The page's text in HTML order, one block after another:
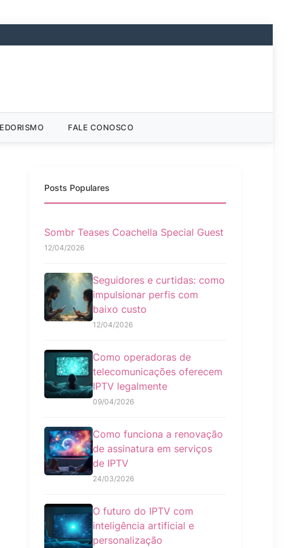
FALE CONOSCO
Posts Populares
Sombr Teases Coachella Special Guest
12/04/2026
Seguidores e curtidas: como
impulsionar perfis com
baixo custo
12/04/2026
Como operadoras de
telecomunicações oferecem
IPTV legalmente
09/04/2026
Como funciona a renovação
de assinatura em serviços
de IPTV
24/03/2026
O futuro do IPTV com
inteligência artificial e
personalização